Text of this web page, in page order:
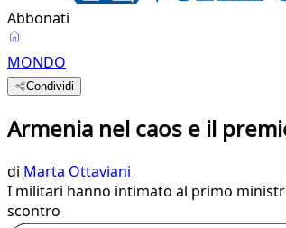
Abbonati
MONDO
Condividi
Armenia nel caos e il
di Marta Ottaviani
I militari hanno intimato al primo
scontro